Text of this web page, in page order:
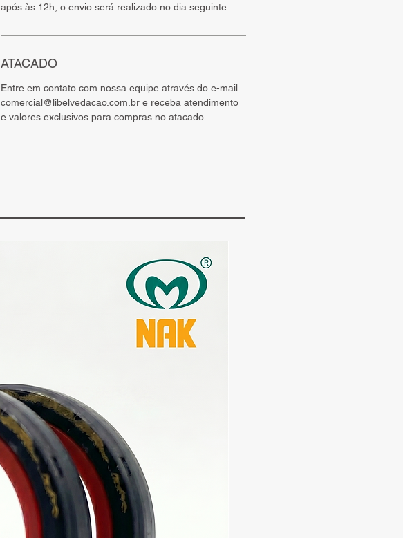
após às 12h, o envio será realizado no dia seguinte.
ATACADO
Entre em contato com nossa equipe através do e-mail
comercial@libelvedacao.com.br e receba atendimento
e valores exclusivos para compras no atacado.